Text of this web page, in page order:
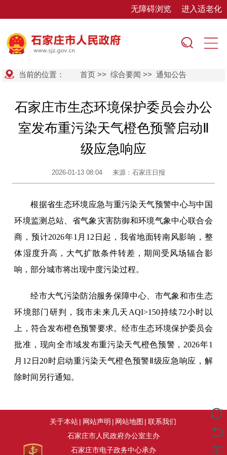
无障碍浏览 进入适老化
当前的位置： 首页 >>综合要闻 >>通知公告
石家庄市生态环境保护委员会办公
室发布重污染天气橙色预警启动Ⅱ
级应急响应
2026-01-13 08:04 来源：石家庄日报
根据省生态环境应急与重污染天气预警中心与中国
环境监测总站、省气象灾害防御和环境气象中心联合会
商，预计2026年1月12日起，我省地面转南风影响，整
体湿度升高，大气扩散条件转差，期间受风场辐合影
响，部分城市将出现中度污染过程。
经市大气污染防治服务保障中心、市气象和市生态
环境部门研判，我市未来几天AQI>150持续72小时以
上，符合发布橙色预警要求。经市生态环境保护委员会
批准，现向全市域发布重污染天气橙色预警，2026年1
月12日20时启动重污染天气橙色预警Ⅱ级应急响应，解
除时间另行通知。
关于本站| 网站声明 | 网站地图 | 联系我们
石家庄市人民政府办公室主办
石家庄市电子政务中心承办